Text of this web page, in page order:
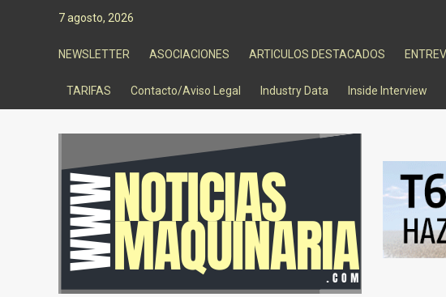
7 agosto, 2026
NEWSLETTER ASOCIACIONES ARTICULOS DESTACADOS
TARIFAS Contacto/Aviso Legal Industry Data Inside Interview